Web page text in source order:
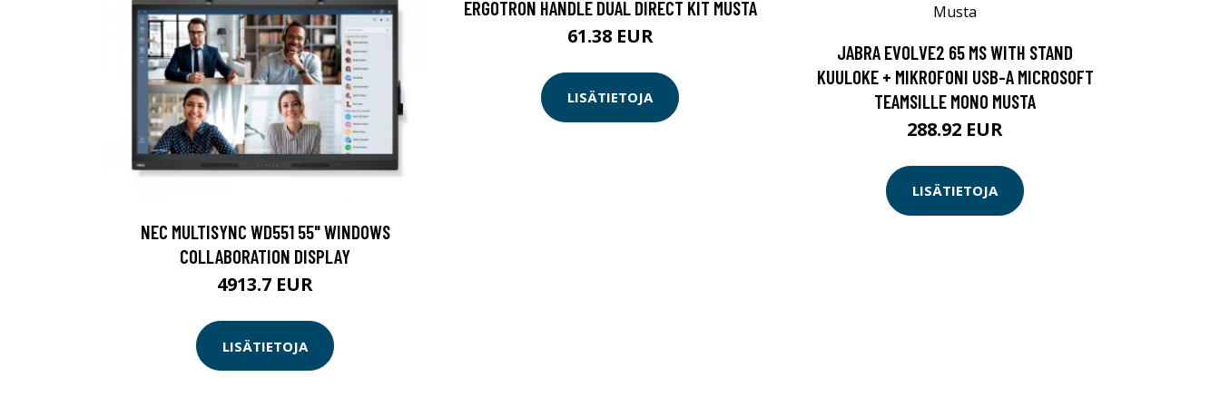
NEC MULTISYNC WD551 55" WINDOWS
COLLABORATION DISPLAY
4913.7 EUR
LISÄTIETOJA
ERGOTRON HANDLE DUAL DIRECT KIT MUSTA
61.38 EUR
LISÄTIETOJA
JABRA EVOLVE2 65 MS WITH STAND
KUULOKE + MIKROFONI USB-A MICROSOFT
TEAMSILLE MONO MUSTA
288.92 EUR
LISÄTIETOJA